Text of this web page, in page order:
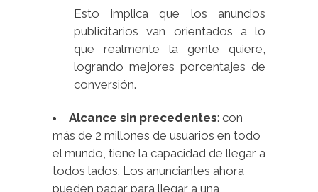
Esto implica que los anuncios
publicitarios van orientados a lo
que realmente la gente quiere,
logrando mejores porcentajes de
conversión.
Alcance sin precedentes: con
más de 2 millones de usuarios en todo
el mundo, tiene la capacidad de llegar a
todos lados. Los anunciantes ahora
pueden pagar para llegar a una